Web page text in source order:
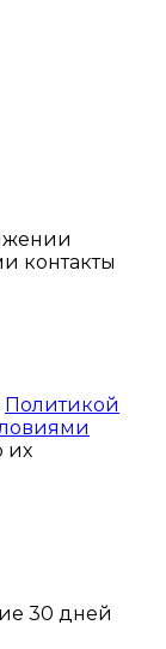
контакты
Политикой
их
30 дней